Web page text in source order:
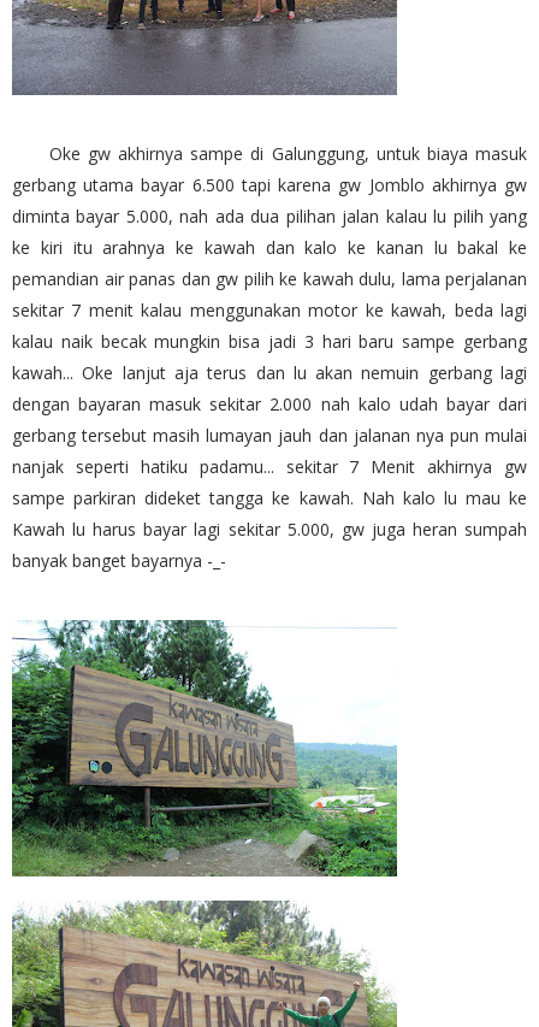
Oke gw akhirnya sampe di Galunggung, untuk biaya masuk
gerbang utama bayar 6.500 tapi karena gw Jomblo akhirnya gw
diminta bayar 5.000, nah ada dua pilihan jalan kalau lu pilih yang
ke kiri itu arahnya ke kawah dan kalo ke kanan lu bakal ke
pemandian air panas dan gw pilih ke kawah dulu, lama perjalanan
sekitar 7 menit kalau menggunakan motor ke kawah, beda lagi
kalau naik becak mungkin bisa jadi 3 hari baru sampe gerbang
kawah... Oke lanjut aja terus dan lu akan nemuin gerbang lagi
dengan bayaran masuk sekitar 2.000 nah kalo udah bayar dari
gerbang tersebut masih lumayan jauh dan jalanan nya pun mulai
nanjak seperti hatiku padamu... sekitar 7 Menit akhirnya gw
sampe parkiran dideket tangga ke kawah. Nah kalo lu mau ke
Kawah lu harus bayar lagi sekitar 5.000, gw juga heran sumpah
banyak banget bayarnya -_-